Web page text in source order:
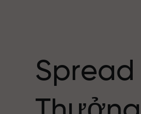
dịch có cùng giá trị.
tinh thần quyết tâm